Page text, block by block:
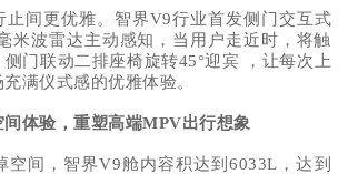
止间更优雅。智界V9行业首发侧门交互式
米波雷达主动感知，当用户走近时，将触
门联动二排座椅旋转45°迎宾 ，让每次上
满仪式感的优雅体验。
体验，重塑高端MPV出行想象
空间，智界V9舱内容积达到6033L，达到